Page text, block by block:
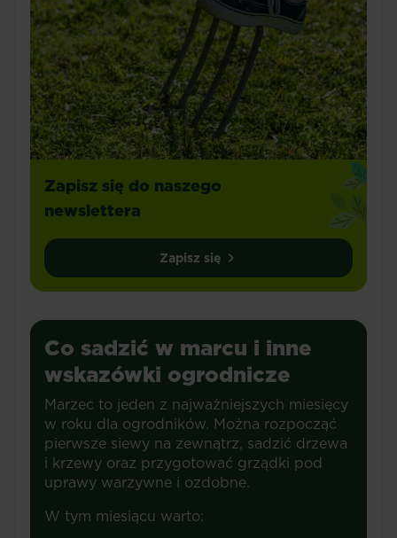
Zapisz się do naszego
newslettera
Zapisz się
Co sadzić w marcu i inne
wskazówki ogrodnicze
Marzec to jeden z najważniejszych miesięcy
w roku dla ogrodników. Można rozpocząć
pierwsze siewy na zewnątrz, sadzić drzewa
i krzewy oraz przygotować grządki pod
uprawy warzywne i ozdobne.
W tym miesiącu warto: